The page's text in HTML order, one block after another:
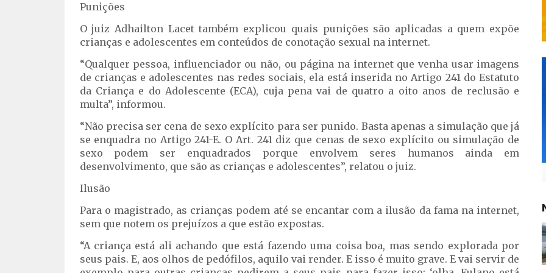
Punições
O juiz Adhailton Lacet também explicou quais punições são aplicadas a quem expõe
crianças e adolescentes em conteúdos de conotação sexual na internet.
“Qualquer pessoa, influenciador ou não, ou página na internet que venha usar imagens
de crianças e adolescentes nas redes sociais, ela está inserida no Artigo 241 do Estatuto
da Criança e do Adolescente (ECA), cuja pena vai de quatro a oito anos de reclusão e
multa”, informou.
“Não precisa ser cena de sexo explícito para ser punido. Basta apenas a simulação que já
se enquadra no Artigo 241-E. O Art. 241 diz que cenas de sexo explícito ou simulação de
sexo podem ser enquadrados porque envolvem seres humanos ainda em
desenvolvimento, que são as crianças e adolescentes”, relatou o juiz.
Ilusão
Para o magistrado, as crianças podem até se encantar com a ilusão da fama na internet,
sem que notem os prejuízos a que estão expostas.
“A criança está ali achando que está fazendo uma coisa boa, mas sendo explorada por
seus pais. E, aos olhos de pedófilos, aquilo vai render. E isso é muito grave. E vai servir de